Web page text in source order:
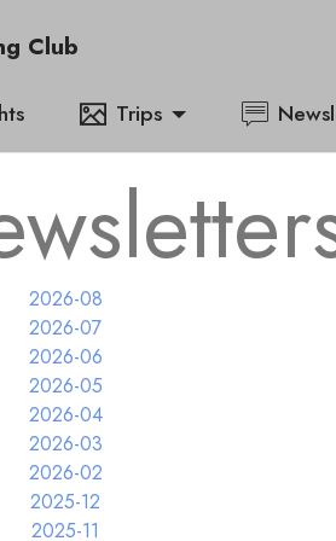
Club
Trips
2026-08
2026-07
2026-06
2026-05
2026-04
2026-03
2026-02
2025-12
2025-11